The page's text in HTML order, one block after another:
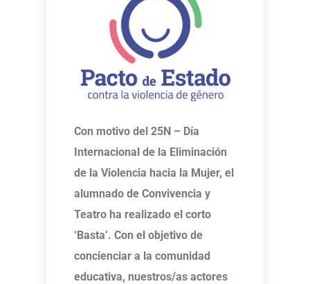
Con motivo del 25N – Día
Internacional de la Eliminación
de la Violencia hacia la Mujer, el
alumnado de Convivencia y
Teatro ha realizado el corto
‘Basta’. Con el objetivo de
concienciar a la comunidad
educativa, nuestros/as actores